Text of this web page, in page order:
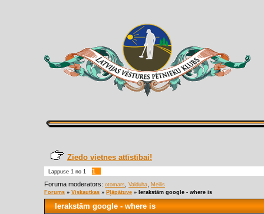
Ziedo vietnes attīstībai!
Lappuse 1 no 1
1
Foruma moderators: otomars Valduha
Meilis
Forums » Viskautkas » Pļāpātuve » Ierakstām google - where is
Ierakstām google - where is